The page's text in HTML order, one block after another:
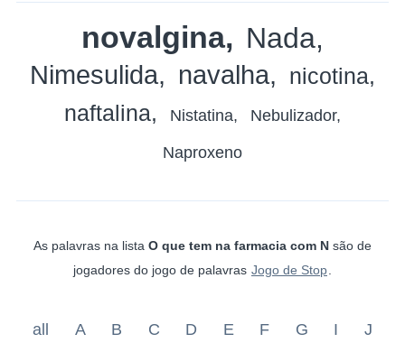
novalgina Nada
Nimesulida navalha
nicotina
naftalina
Nistatina Nebulizador
Naproxeno
As palavras na lista O que tem na farmacia com N são de
jogadores do jogo de palavras Jogo de Stop
all A B C D E F G I
J